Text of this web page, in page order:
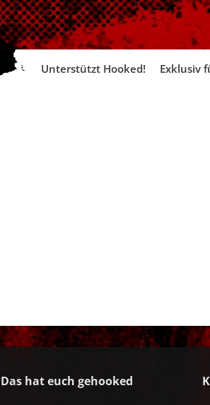
Skip
Unterstützt Hooked! Exklusiv
Das hat euch gehooked